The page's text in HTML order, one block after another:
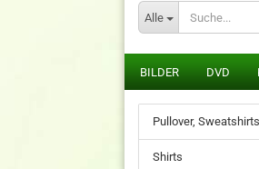
Alle
BILDER DVD
Pullover, Sweatshirts
Shirts